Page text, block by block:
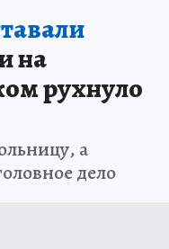
на
рухнуло
а
дело